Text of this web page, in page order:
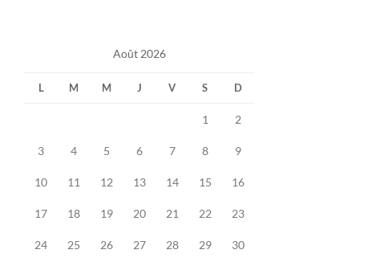
Août 2026
L M M J V S D
1 2
3 4 5 6 7 8 9
10 11 12 13 14 15 16
17 18 19 20 21 22 23
24 25 26 27 28 29 30